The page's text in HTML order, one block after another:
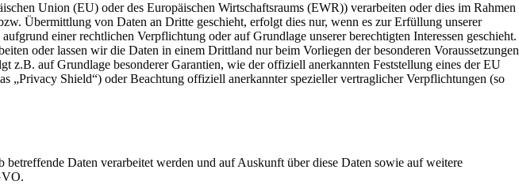
Union (EU) oder des Europäischen Wirtschaftsraums (EWR)) verarbeiten oder dies im Rahmen
Übermittlung von Daten an Dritte geschieht, erfolgt dies nur, wenn es zur Erfüllung unserer
einer rechtlichen Verpflichtung oder auf Grundlage unserer berechtigten Interessen geschieht.
oder lassen wir die Daten in einem Drittland nur beim Vorliegen der besonderen Voraussetzungen
auf Grundlage besonderer Garantien, wie der offiziell anerkannten Feststellung eines der EU
„Privacy Shield“) oder Beachtung offiziell anerkannter spezieller vertraglicher Verpflichtungen (so
betreffende Daten verarbeitet werden und auf Auskunft über diese Daten sowie auf weitere